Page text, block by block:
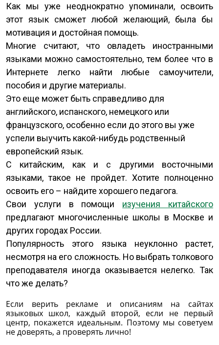
Как мы уже неоднократно упоминали, освоить
этот язык сможет любой желающий, была бы
мотивация и достойная помощь.
Многие считают, что овладеть иностранными
языками можно самостоятельно, тем более что в
Интернете легко найти любые самоучители,
пособия и другие материалы.
Это еще может быть справедливо для
английского, испанского, немецкого или
французского, особенно если до этого вы уже
успели выучить какой-нибудь родственный
европейский язык.
С китайским, как и с другими восточными
языками, такое не пройдет. Хотите полноценно
освоить его – найдите хорошего педагога.
Свои услуги в помощи изучения китайского
предлагают многочисленные школы в Москве и
других городах России.
Популярность этого языка неуклонно растет,
несмотря на его сложность. Но выбрать толкового
преподавателя иногда оказывается нелегко. Так
что же делать?
Если верить рекламе и описаниям на сайтах
языковых школ, каждый второй, если не первый
центр, покажется идеальным. Поэтому мы советуем
не доверять, а проверять лично!